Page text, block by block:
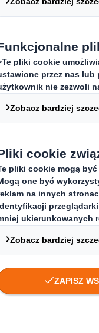
We
kwestiach
Każdego
realizację
inne